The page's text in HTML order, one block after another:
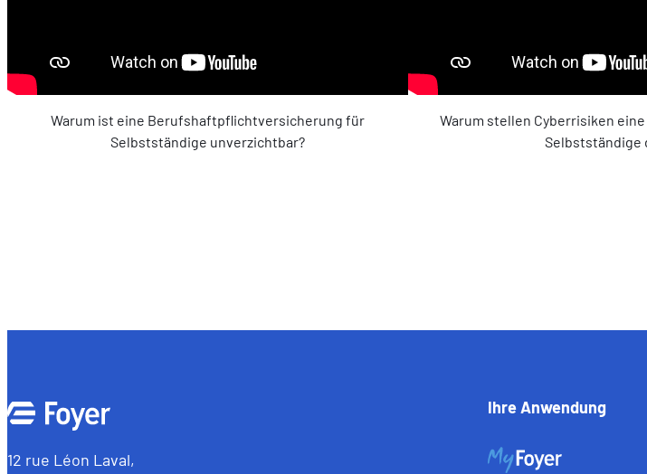
Warum ist eine Berufshaftpflichtversicherung für
Selbstständige unverzichtbar?
Warum stellen Cyberrisiken
Selbstständige
12 rue Léon Laval,
Ihre Anwendung